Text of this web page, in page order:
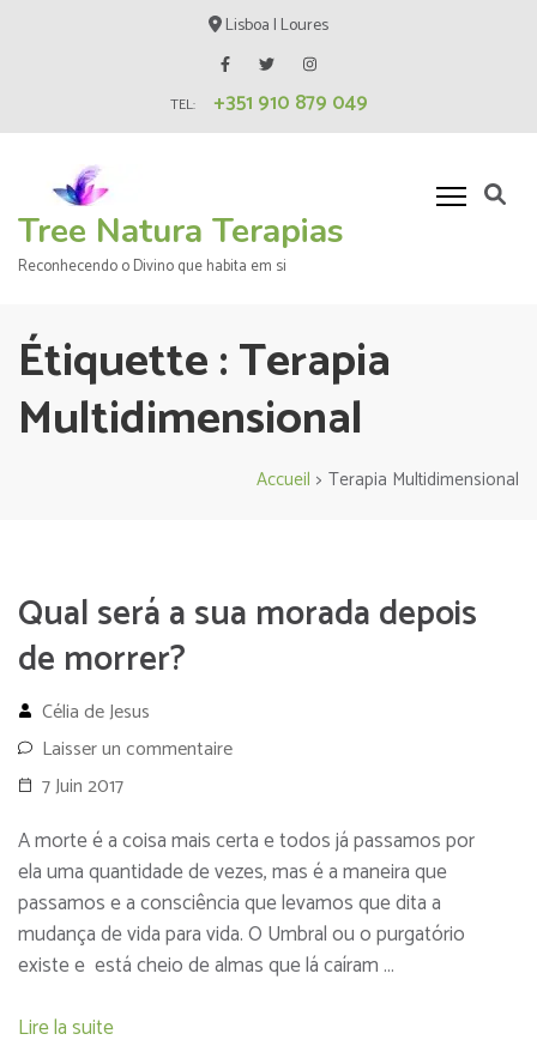
Entrée)
Lisboa | Loures
TEL: +351 910 879 049
Tree Natura Terapias
Reconhecendo o Divino que habita em si
Étiquette :Terapia
Multidimensional
Accueil > Terapia Multidimensional
Qual será a sua morada depois
de morrer?
Célia de Jesus
Laisser un commentaire
7 Juin 2017
A morte é a coisa mais certa e todos já passamos por
ela uma quantidade de vezes, mas é a maneira que
passamos e a consciência que levamos que dita a
mudança de vida para vida. O Umbral ou o purgatório
existe e está cheio de almas que lá caíram …
Lire la suite